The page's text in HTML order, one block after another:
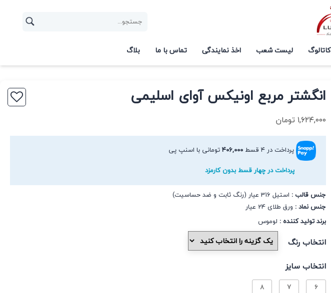
کاتالوگ لیست شعب اخذ نمایندگی تماس با ما بلاگ
انگشتر مربع اونیکس آوای اسلیمی
۱,۶۲۴,۰۰۰ تومان
پرداخت در ۴ قسط ۴۰۶,۰۰۰تومانی با اسنپ پی
پرداخت در چهار قسط بدون کارمزد
جنس قالب : استیل 316 عیار (رنگ ثابت و ضد حساسیت)
جنس نماد : ورق طلای 24 عیار
برند تولید کننده : لوموس
انتخاب رنگ
انتخاب سایز
6
7
8